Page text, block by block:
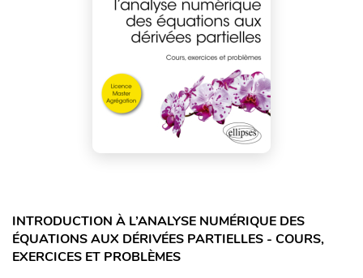
INTRODUCTION À L’ANALYSE NUMÉRIQUE DES
ÉQUATIONS AUX DÉRIVÉES PARTIELLES - COURS,
EXERCICES ET PROBLÈMES